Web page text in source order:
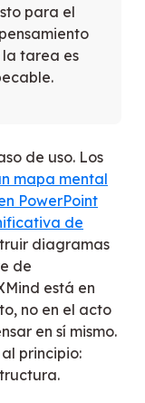
para el
la tarea es
de uso. Los
mapa mental
PowerPoint
de
diagramas
de
está en
no en el acto
en sí mismo.
principio: